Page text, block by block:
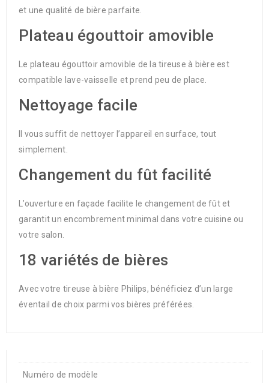
et une qualité de bière parfaite.
Plateau égouttoir amovible
Le plateau égouttoir amovible de la tireuse à bière est
compatible lave-vaisselle et prend peu de place.
Nettoyage facile
Il vous suffit de nettoyer l’appareil en surface, tout
simplement.
Changement du fût facilité
L’ouverture en façade facilite le changement de fût et
garantit un encombrement minimal dans votre cuisine ou
votre salon.
18 variétés de bières
Avec votre tireuse à bière Philips, bénéficiez d’un large
éventail de choix parmi vos bières préférées.
Numéro de modèle